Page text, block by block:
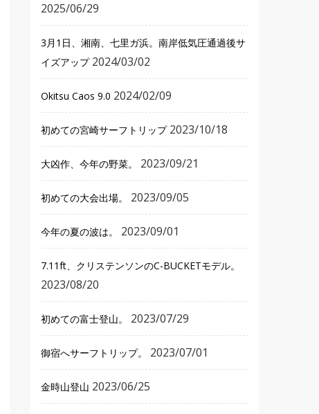
2025/06/29
3月1日、湘南、七里ガ浜。南岸低気圧通過後サ
イズアップ 2024/03/02
Okitsu Caos 9.0 2024/02/09
初めての宮崎サーフトリップ 2023/10/18
大凶作、今年の野菜。 2023/09/21
初めての大会出場。 2023/09/05
今年の夏の波は。 2023/09/01
7.11ft、クリステンソンのC-BUCKETモデル。
2023/08/20
初めての富士登山。 2023/07/29
御宿へサーフトリップ。 2023/07/01
金時山登山 2023/06/25